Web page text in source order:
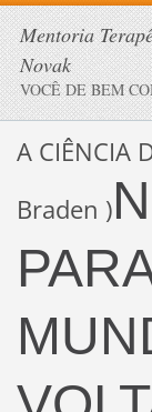
Mentoria
Novak
VOCÊ DE BEM
A CIÊNCIA
Braden )